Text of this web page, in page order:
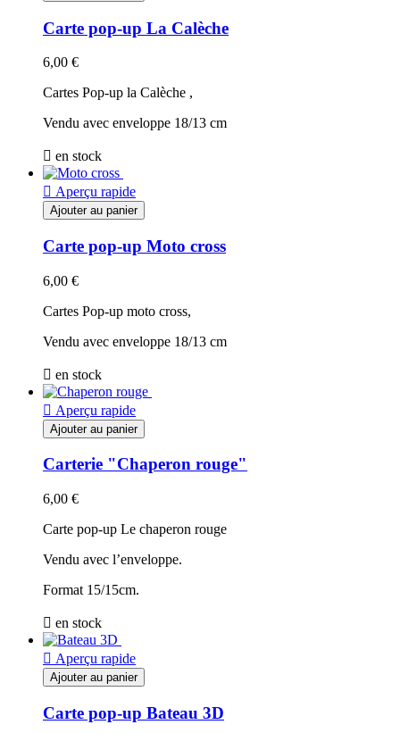
Carte pop-up La Calèche
6,00 €
Cartes Pop-up la Calèche ,
Vendu avec enveloppe 18/13 cm
 en stock
 Aperçu rapide
Ajouter au panier
Carte pop-up Moto cross
6,00 €
Cartes Pop-up moto cross,
Vendu avec enveloppe 18/13 cm
 en stock
 Aperçu rapide
Ajouter au panier
Carterie "Chaperon rouge"
6,00 €
Carte pop-up Le chaperon rouge
Vendu avec l’enveloppe.
Format 15/15cm.
 en stock
 Aperçu rapide
Ajouter au panier
Carte pop-up Bateau 3D